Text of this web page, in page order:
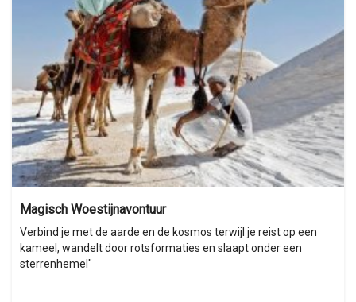
Magisch Woestijnavontuur
Verbind je met de aarde en de kosmos terwijl je reist op een
kameel, wandelt door rotsformaties en slaapt onder een
sterrenhemel"